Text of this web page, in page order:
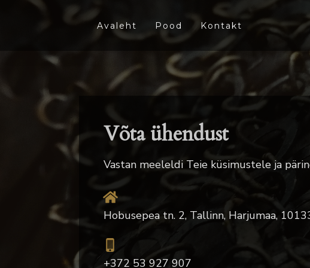
Avaleht Pood Kontakt
Võta ühendust
Vastan meeleldi Teie küsimustele ja
Hobusepea tn. 2, Tallinn, Harjumaa,
+372 53 927 907